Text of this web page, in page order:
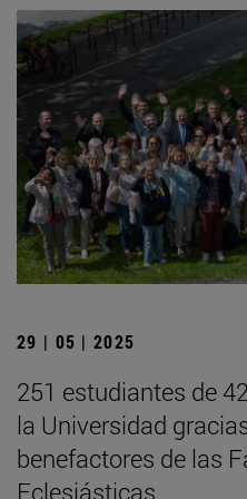
29 | 05 | 2025
251 estudiantes de
la Universidad
benefactores de las
Eclesiásticas